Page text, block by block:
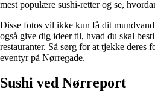
mest populære sushi-retter og se,
Disse fotos vil ikke kun få dit
også give dig ideer til, hvad du skal
restauranter. Så sørg for at tjekke deres
eventyr på Nørregade.
Sushi ved Nørreport